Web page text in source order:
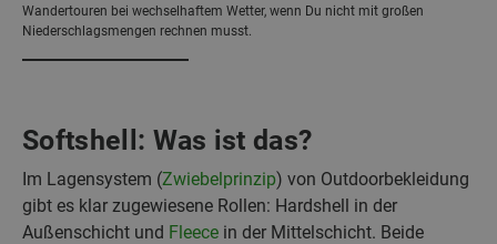
Wandertouren bei wechselhaftem Wetter, wenn Du nicht mit großen
Niederschlagsmengen rechnen musst.
Softshell: Was ist das?
Im Lagensystem (Zwiebelprinzip) von Outdoorbekleidung
gibt es klar zugewiesene Rollen: Hardshell in der
Außenschicht und Fleece in der Mittelschicht. Beide